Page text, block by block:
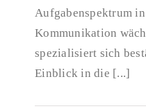
Aufgabenspektrum
Kommunikation
spezialisiert sich
Einblick in die [...]